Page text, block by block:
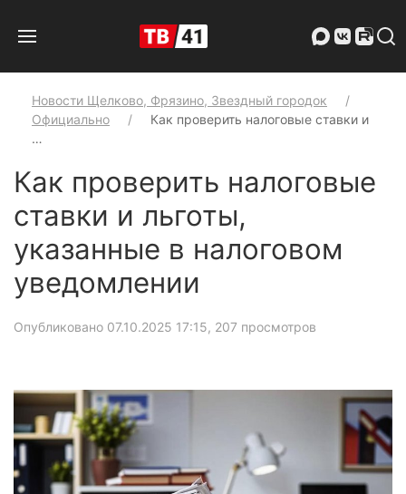
Новости Щелково, Фрязино, Звездный городок
Официально
Как проверить налоговые ставки и
…
Как проверить налоговые
ставки и льготы,
указанные в налоговом
уведомлении
Опубликовано 07.10.2025 17:15, 207 просмотров